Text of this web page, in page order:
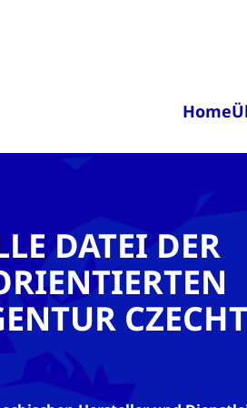
Home
DATEI DER